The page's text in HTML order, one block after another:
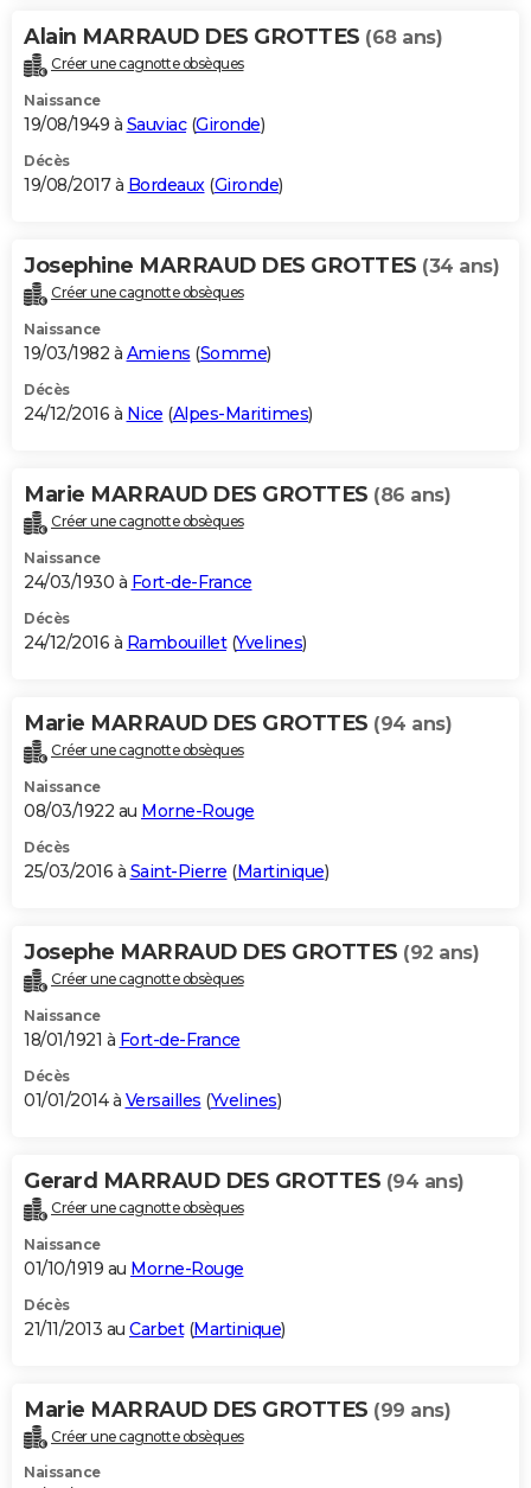
Alain MARRAUD DES GROTTES (68 ans)
Créer une cagnotte obsèques
Naissance
19/08/1949 à Sauviac(Gironde)
Décès
19/08/2017 à Bordeaux(Gironde)
Josephine MARRAUD DES GROTTES (34 ans)
Créer une cagnotte obsèques
Naissance
19/03/1982 à Amiens (Somme)
Décès
24/12/2016 à Nice (Alpes-Maritimes)
Marie MARRAUD DES GROTTES (86 ans)
Créer une cagnotte obsèques
Naissance
24/03/1930 à Fort-de-France
Décès
24/12/2016 à Rambouillet(Yvelines)
Marie MARRAUD DES GROTTES (94 ans)
Créer une cagnotte obsèques
Naissance
08/03/1922 au Morne-Rouge
Décès
25/03/2016 à Saint-Pierre (Martinique)
Josephe MARRAUD DES GROTTES (92 ans)
Créer une cagnotte obsèques
Naissance
18/01/1921 à Fort-de-France
Décès
01/01/2014 à Versailles (Yvelines)
Gerard MARRAUD DES GROTTES (94 ans)
Créer une cagnotte obsèques
Naissance
01/10/1919 au Morne-Rouge
Décès
21/11/2013 au Carbet(Martinique)
Marie MARRAUD DES GROTTES (99 ans)
Créer une cagnotte obsèques
Naissance